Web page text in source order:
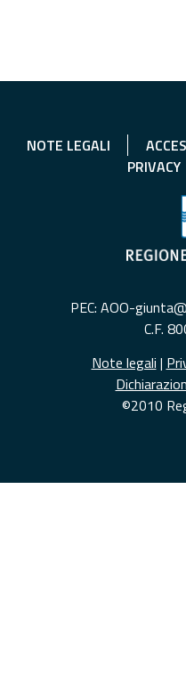
NOTE LEGALI
PRIVACY
PEC: AOO-
C.F.
Note legali |
©2010